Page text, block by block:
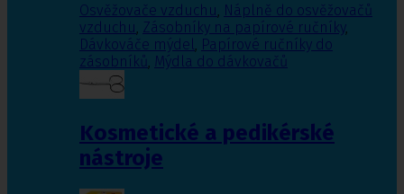
Osvěžovače vzduchu, Náplně do osvěžovačů
vzduchu, Zásobníky na papírové ručníky,
Dávkováče mýdel, Papírové ručníky do
zásobníků, Mýdla do dávkovačů
Kosmetické a pedikérské
nástroje